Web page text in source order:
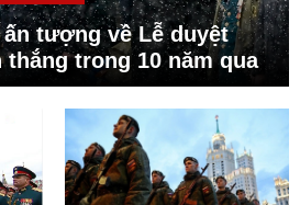
tượng về Lễ duyệt
thắng trong 10 năm qua